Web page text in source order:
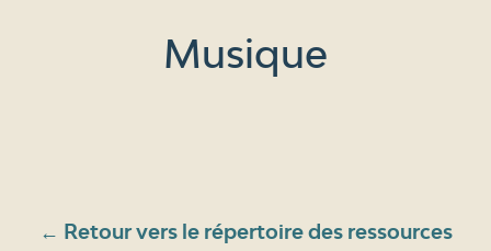
Musique
← Retour vers le répertoire des ressources